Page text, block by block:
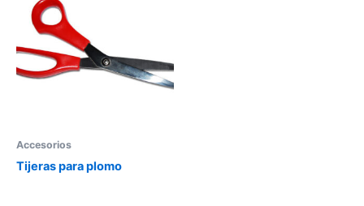
Accesorios
Tijeras para plomo